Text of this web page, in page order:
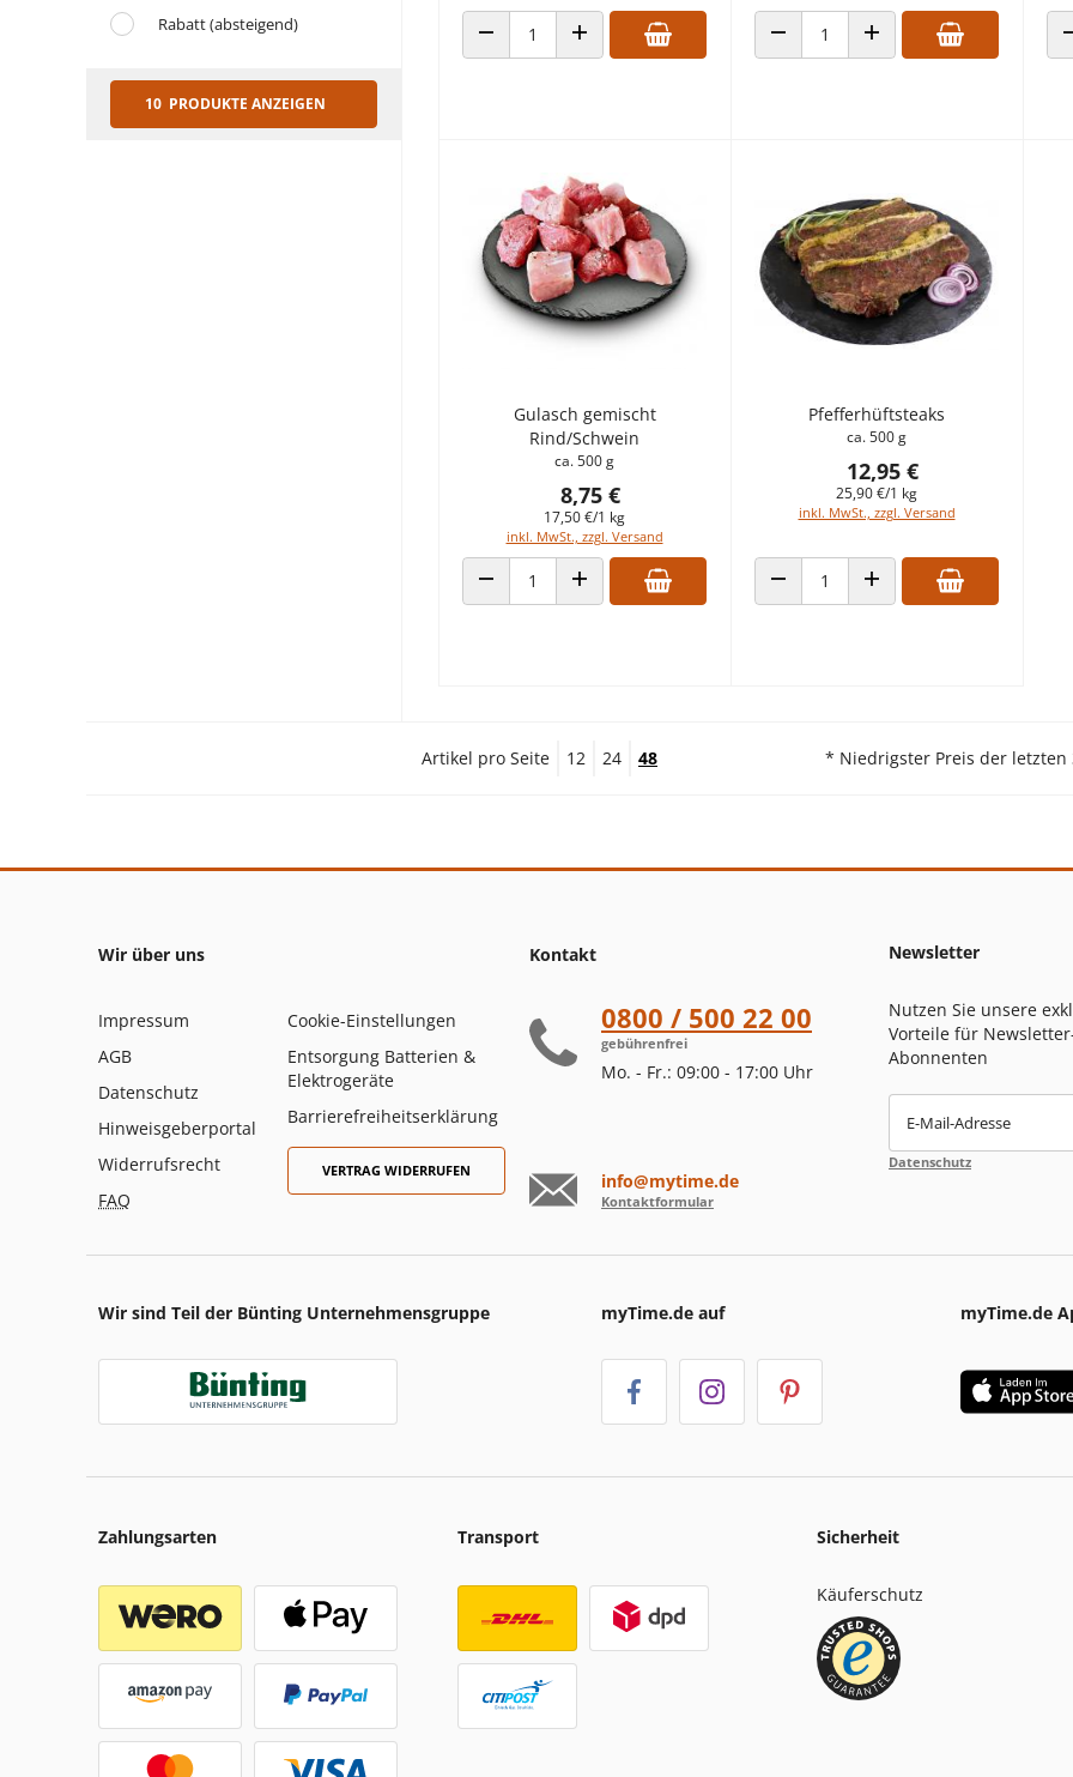
Rabatt (absteigend)
10 PRODUKTE ANZEIGEN
ANZAHL VERRINGERNANZAHL ERHÖHEN ANZAHL VERRINGERNANZAHL ERHÖHEN
Gulasch gemischt
Rind/Schwein
ca. 500 g
8,75 €
17,50 €/1 kg
inkl. MwSt., zzgl. Versand
ANZAHL VERRINGERNANZAHL ERHÖHEN
Pfefferhüftsteaks
ca. 500 g
12,95 €
25,90 €/1 kg
inkl. MwSt., zzgl. Versand
ANZAHL VERRINGERNANZAHL ERHÖHEN
Artikel pro Seite 12 24 48 * Niedrigster Preis der letzten
Wir über uns
Impressum
AGB
Datenschutz
Hinweisgeberportal
Widerrufsrecht
FAQ
Cookie-Einstellungen
Entsorgung Batterien &
Elektrogeräte
Barrierefreiheitserklärung
VERTRAG WIDERRUFEN
Kontakt
0800 / 500 22 00
gebührenfrei
Mo. - Fr.: 09:00 - 17:00 Uhr
info@mytime.de
Kontaktformular
Newsletter
Nutzen Sie unsere
Vorteile für
Abonnenten
E-Mail-Adresse
Datenschutz
Wir sind Teil der Bünting Unternehmensgruppe myTime.de auf myTime.de
Zahlungsarten Transport Sicherheit
Käuferschutz